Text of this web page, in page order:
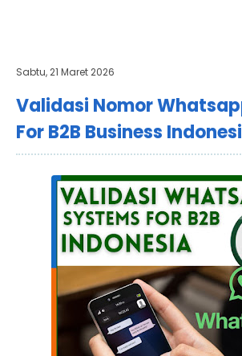
Sabtu, 21 Maret 2026
Validasi Nomor
For B2B Business